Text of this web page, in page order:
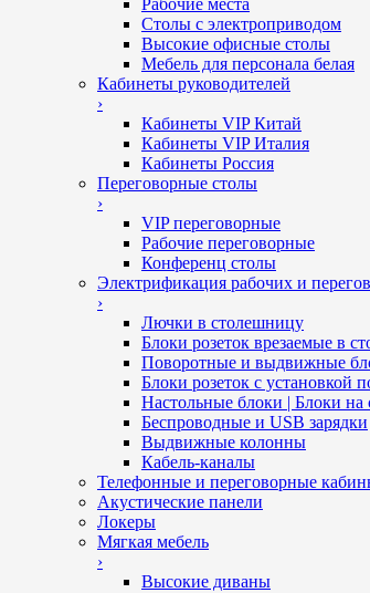
Рабочие места
Столы с электроприводом
Высокие офисные столы
Мебель для персонала белая
Кабинеты руководителей
›
Кабинеты VIP Китай
Кабинеты VIP Италия
Кабинеты Россия
Переговорные столы
›
VIP переговорные
Рабочие переговорные
Конференц столы
Электрификация рабочих и
›
Лючки в столешницу
Блоки розеток врезаемые в
Поворотные и выдвижные
Блоки розеток с установкой
Настольные блоки | Блоки на
Беспроводные и USB зарядки
Выдвижные колонны
Кабель-каналы
Телефонные и переговорные
Акустические панели
Локеры
Мягкая мебель
›
Высокие диваны